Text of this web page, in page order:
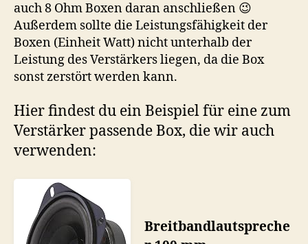
auch 8 Ohm Boxen daran anschließen 😉
Außerdem sollte die Leistungsfähigkeit der
Boxen (Einheit Watt) nicht unterhalb der
Leistung des Verstärkers liegen, da die Box
sonst zerstört werden kann.
Hier findest du ein Beispiel für eine zum
Verstärker passende Box, die wir auch
verwenden:
Breitbandlautspreche